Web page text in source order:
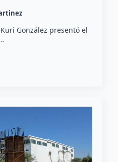
González presentó el